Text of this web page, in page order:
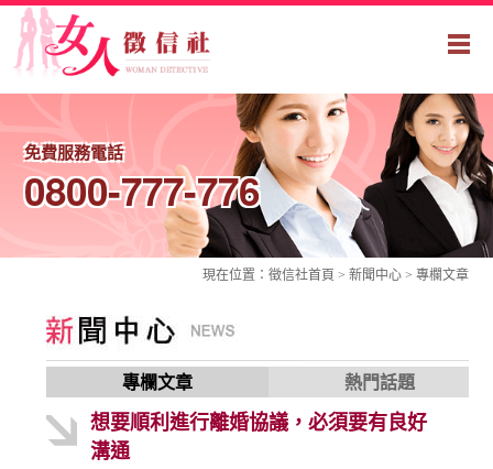
免費服務電話
0800-777-776
現在位置： 徵信社首頁 > 新聞中心 > 專欄文章
專欄文章 熱門話題
想要順利進行離婚協議，必須要有良好
溝通